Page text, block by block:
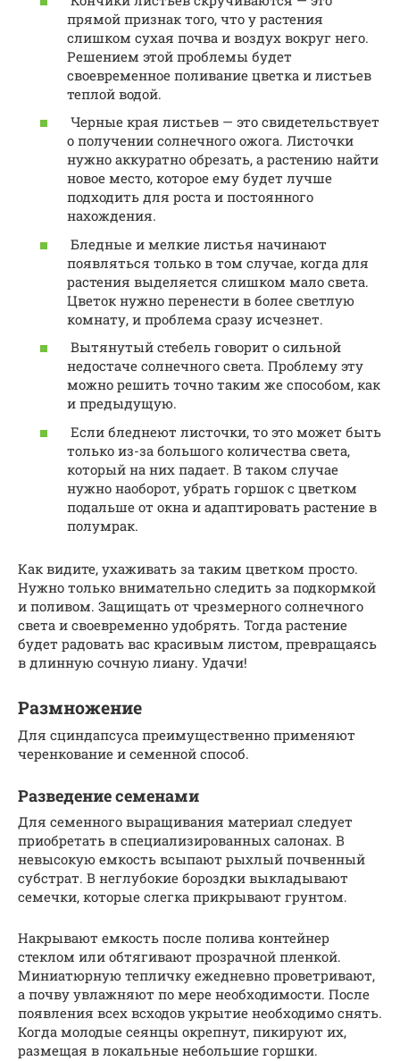
прямой признак того, что у растения
слишком сухая почва и воздух вокруг него.
Решением этой проблемы будет
своевременное поливание цветка и листьев
теплой водой.
Черные края листьев — это свидетельствует
о получении солнечного ожога. Листочки
нужно аккуратно обрезать, а растению найти
новое место, которое ему будет лучше
подходить для роста и постоянного
нахождения.
Бледные и мелкие листья начинают
появляться только в том случае, когда для
растения выделяется слишком мало света.
Цветок нужно перенести в более светлую
комнату, и проблема сразу исчезнет.
Вытянутый стебель говорит о сильной
недостаче солнечного света. Проблему эту
можно решить точно таким же способом, как
и предыдущую.
Если бледнеют листочки, то это может быть
только из-за большого количества света,
который на них падает. В таком случае
нужно наоборот, убрать горшок с цветком
подальше от окна и адаптировать растение в
полумрак.
Как видите, ухаживать за таким цветком просто.
Нужно только внимательно следить за подкормкой
и поливом. Защищать от чрезмерного солнечного
света и своевременно удобрять. Тогда растение
будет радовать вас красивым листом, превращаясь
в длинную сочную лиану. Удачи!
Размножение
Для сциндапсуса преимущественно применяют
черенкование и семенной способ.
Разведение семенами
Для семенного выращивания материал следует
приобретать в специализированных салонах. В
невысокую емкость всыпают рыхлый почвенный
субстрат. В неглубокие бороздки выкладывают
семечки, которые слегка прикрывают грунтом.
Накрывают емкость после полива контейнер
стеклом или обтягивают прозрачной пленкой.
Миниатюрную тепличку ежедневно проветривают,
а почву увлажняют по мере необходимости. После
появления всех всходов укрытие необходимо снять.
Когда молодые сеянцы окрепнут, пикируют их,
размещая в локальные небольшие горшки.